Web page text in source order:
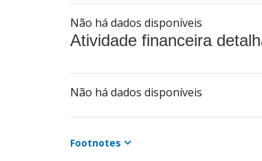
Não há dados disponíveis
Atividade financeira
Não há dados disponíveis
Footnotes